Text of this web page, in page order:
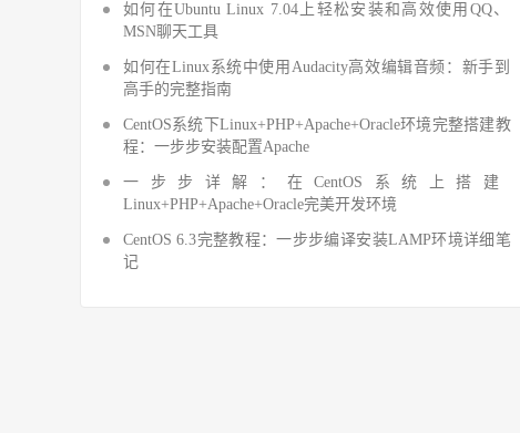
如何在Ubuntu Linux 7.04上轻松安装和高效使用QQ、
MSN聊天工具
如何在Linux系统中使用Audacity高效编辑音频：新手到
高手的完整指南
CentOS系统下Linux+PHP+Apache+Oracle环境完整搭建教
程：一步步安装配置Apache
一步步详解：在CentOS系统上搭建
Linux+PHP+Apache+Oracle完美开发环境
CentOS 6.3完整教程：一步步编译安装LAMP环境详细笔
记